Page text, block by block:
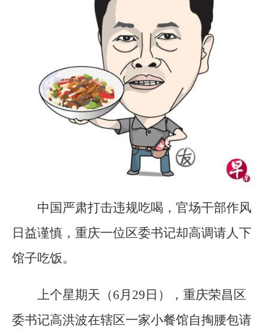
中国严肃打击违规吃喝，官场干部作风
日益谨慎，重庆一位区委书记却高调请人下
馆子吃饭。
上个星期天（6月29日），重庆荣昌区
委书记高洪波在辖区一家小餐馆自掏腰包请